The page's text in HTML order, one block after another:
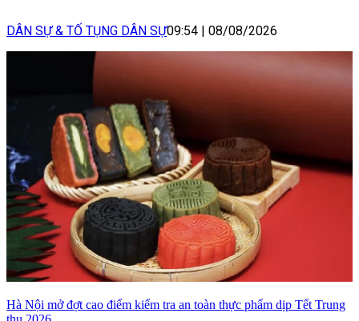
DÂN SỰ & TỐ TỤNG DÂN SỰ09:54 08/08/2026
Hà Nội mở đợt cao điểm kiểm tra an toàn thực phẩm dịp Tết Trung